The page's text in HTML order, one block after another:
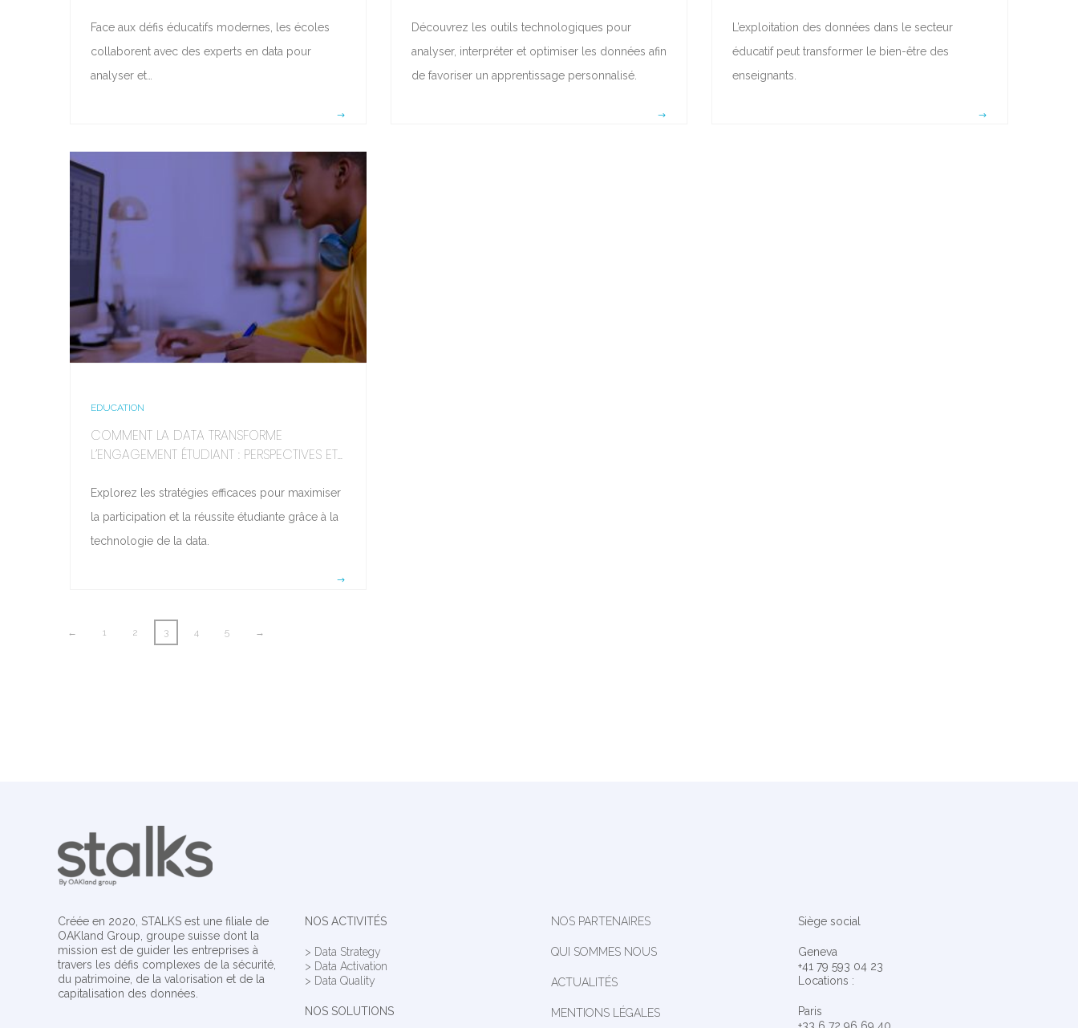
Face aux défis éducatifs modernes, les écoles
collaborent avec des experts en data pour
analyser et…
Découvrez les outils technologiques pour
analyser, interpréter et optimiser les données afin
de favoriser un apprentissage personnalisé.
L’exploitation des données dans le secteur
éducatif peut transformer le bien-être des
enseignants.
EDUCATION
COMMENT LA DATA TRANSFORME
L’ENGAGEMENT ÉTUDIANT : PERSPECTIVES ET...
Explorez les stratégies efficaces pour maximiser
la participation et la réussite étudiante grâce à la
technologie de la data.
← 1 2 3 4 5 →
Créée en 2020, STALKS est une filiale de
OAKland Group, groupe suisse dont la
mission est de guider les entreprises à
travers les défis complexes de la sécurité,
du patrimoine, de la valorisation et de la
capitalisation des données.
NOS ACTIVITÉS
> Data Strategy
> Data Activation
> Data Quality
NOS SOLUTIONS
NOS PARTENAIRES
QUI SOMMES NOUS
ACTUALITÉS
MENTIONS LÉGALES
Siège social
Geneva
+41 79 593 04 23
Locations :
Paris
+33 6 72 96 69 40